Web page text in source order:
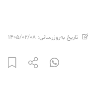
تاریخ به‌روزرسانی: ۱۴۰۵/۰۲/۰۸